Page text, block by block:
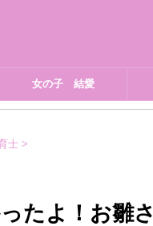
女の子 結愛
士 >
たよ！お雛